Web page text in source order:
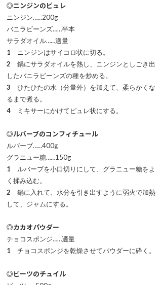
◎ニンジンのピュレ
ニンジン……200g
バニラビーンズ……半本
サラダオイル……適量
1 ニンジンはサイコロ状に切る。
2 鍋にサラダオイルを熱し、ニンジンとしごき出
したバニラビーンズの種を炒める。
3 ひたひたの水（分量外）を加えて、柔らかくな
るまで煮る。
4 ミキサーにかけてピュレ状にする。
◎ルバーブのコンフィチュール
ルバーブ……400g
グラニュー糖……150g
1 ルバーブを小口切りにして、グラニュー糖をよ
く揉み込む。
2 鍋に入れて、水分を引き出すように弱火で加熱
して、ジャムにする。
◎カカオパウダー
チョコスポンジ……適量
1 チョコスポンジを乾燥させてパウダーに砕く。
◎ビーツのチュイル